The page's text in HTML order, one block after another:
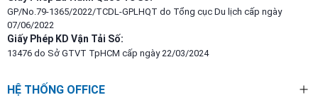
GP/No.79-1365/2022/TCDL-GPLHQT do Tổng cục Du lịch cấp ngày
07/06/2022
Giấy Phép KD Vận Tải Số:
13476 do Sở GTVT TpHCM cấp ngày 22/03/2024
HỆ THỐNG OFFICE